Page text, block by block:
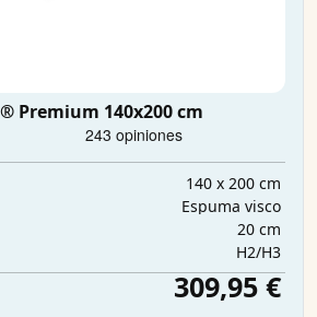
Premium 140x200 cm
140 x 200 cm
Espuma visco
20 cm
H2/H3
309,95 €